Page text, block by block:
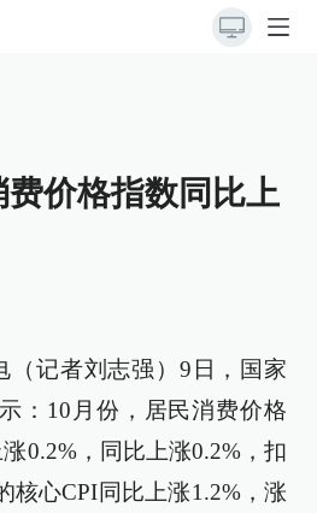
费价格指数同比上
（记者刘志强）9日，国家
：10月份，居民消费价格
0.2%，同比上涨0.2%，扣
核心CPI同比上涨1.2%，涨